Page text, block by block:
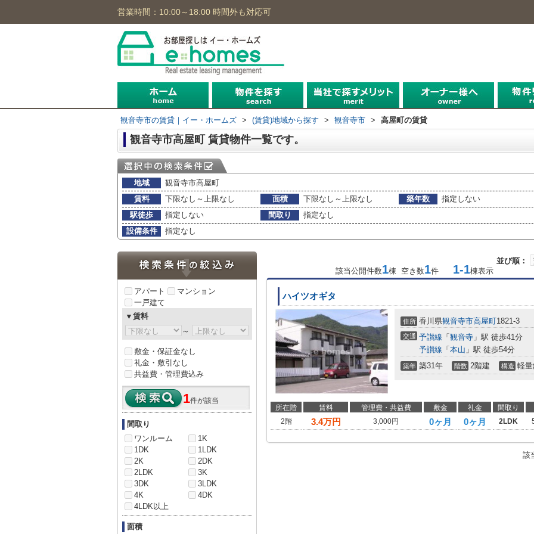
営業時間：10:00～18:00 時間外も対応可
沿線から探す
住所から探す
地図から探す
観音寺市の賃貸｜イー・ホームズ > (賃貸)地域から探す > 観音寺市 > 高屋町の賃貸
観音寺市高屋町 賃貸物件一覧です。
地域
観音寺市高屋町
賃料
下限なし～上限なし 面積 下限なし～上限なし 築年数
指定しない
駅徒歩
指定しない 間取り
指定なし
設備条件
指定なし
並び順：
該当公開件数1棟 空き数1件 1-1棟表示
ハイツオギタ
住所 香川県観音寺市高屋町1821-3
交通 予讃線 「 観音寺 」駅 徒歩41分
予讃線 「 本山 」駅 徒歩54分
築年 築31年 階数 2階建 構造 軽
所在階 賃料 管理費・共益費 敷金 礼金
間取り
2階
3.4万円 3,000円 0ヶ月 0ヶ月 2LDK
該
アパート
マンション
一戸建て
▼賃料
～
敷金・保証金なし
礼金・敷引なし
共益費・管理費込み
1件が該当
間取り
ワンルーム
1K
1DK
1LDK
2K
2DK
2LDK
3K
3DK
3LDK
4K
4DK
4LDK以上
面積